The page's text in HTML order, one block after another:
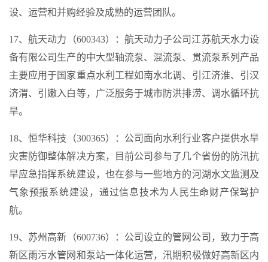
设、运营和并购经验及成熟的运营团队。
17、航天动力（600343）：航天动力子公司江苏航天水力设
备有限公司生产的中大型轴流泵、混流泵、贯流泵系列产品
主要应用于国家重点水利工程如南水北调、引江济淮、引汉
济渭、引嫩入白等，广泛服务于城市防洪排涝、调水循环抗
旱。
18、恒华科技（300365）：公司面向水利行业客户提供水旱
灾害防御整体解决方案，目前公司参与了几个省份的防汛抗
旱应急指挥系统建设，也在参与一些地方的河湖水文监测及
气象预报系统建设，通过信息技术为人民生命财产保驾护
航。
19、苏州高新（600736）：公司设立的管网公司，致力于高
新区雨污水管网和泵站一体化运营，汛期积极做好高新区内